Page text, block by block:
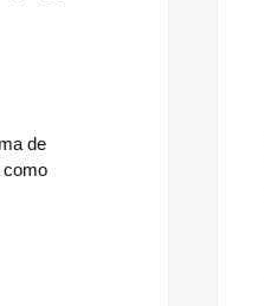
de
como